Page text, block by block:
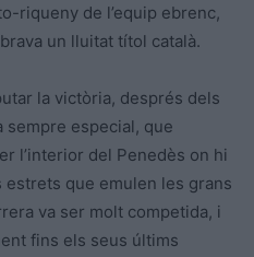
riqueny de l’equip ebrenc,
un lluitat títol català.
la victòria, després dels
sempre especial, que
l’interior del Penedès on hi
que emulen les grans
va ser molt competida, i
fins els seus últims